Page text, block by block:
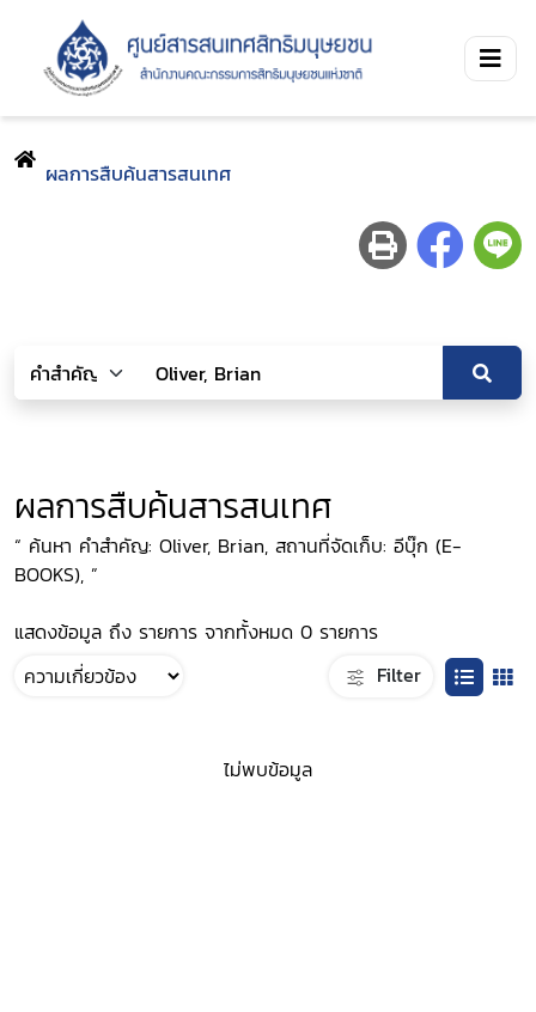
ผลการสืบค้นสารสนเทศ
ผลการสืบค้นสารสนเทศ
“ ค้นหา คำสำคัญ: Oliver, Brian, สถานที่จัดเก็บ: อีบุ๊ก (E-
BOOKS), ”
แสดงข้อมูล ถึง รายการ จากทั้งหมด 0 รายการ
Filter
ไม่พบข้อมูล